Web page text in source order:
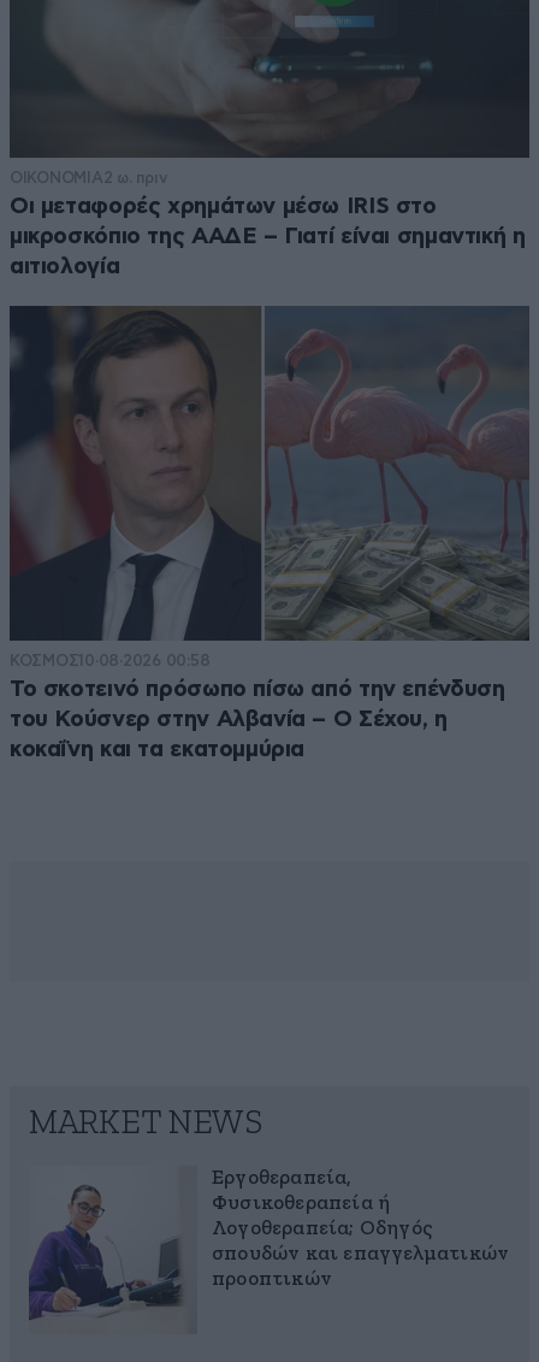
ΟΙΚΟΝΟΜΙΑ 2 ω. πριν
Οι μεταφορές χρημάτων μέσω IRIS στο
μικροσκόπιο της ΑΑΔΕ – Γιατί είναι σημαντική η
αιτιολογία
ΚΟΣΜΟΣ10·08·2026 00:58
Το σκοτεινό πρόσωπο πίσω από την επένδυση
του Κούσνερ στην Αλβανία – Ο Σέχου, η
κοκαΐνη και τα εκατομμύρια
MARKET NEWS
Εργοθεραπεία,
Φυσικοθεραπεία ή
Λογοθεραπεία; Οδηγός
σπουδών και επαγγελματικών
προοπτικών